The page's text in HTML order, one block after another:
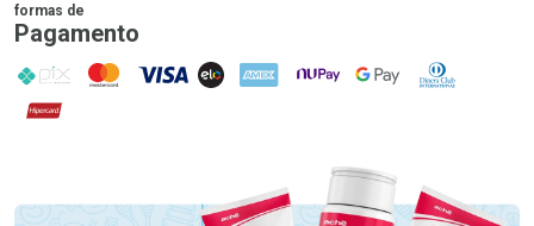
formas de
Pagamento
PIX MasterCard
VISA ELO AMEX NuPay Google PayDiners Club
Hipercard
Promoção em Destaque